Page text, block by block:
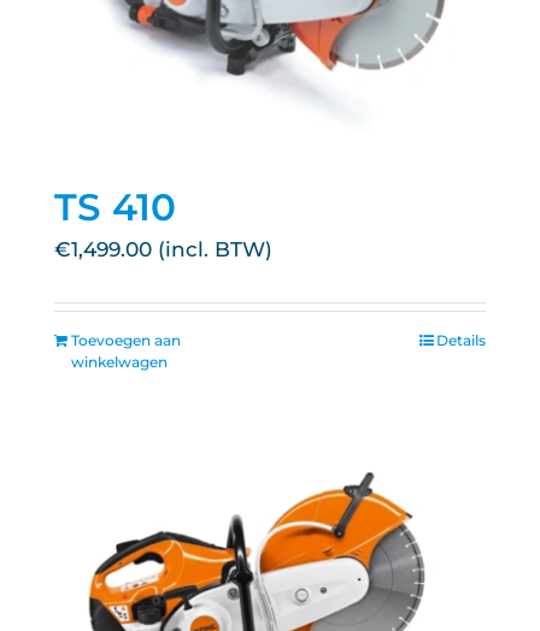
TS 410
€1,499.00
Toevoegen aan
winkelwagen
Details